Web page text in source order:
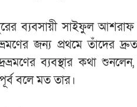
ব্যবসায়ী সাইফুল আশরাফ
জন্য প্রথমে তাঁদের
ব্যবস্থার কথা
বলে মত তার।